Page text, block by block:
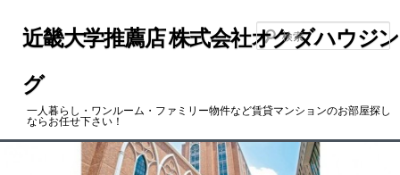
ン
ツ
近畿大学推薦店 株式会社オクダハウジン
グ
一人暮らし・ワンルーム・ファミリー物件など賃貸マンションのお部屋探し
ならお任せ下さい！